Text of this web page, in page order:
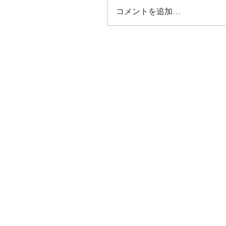
コメントを追加…